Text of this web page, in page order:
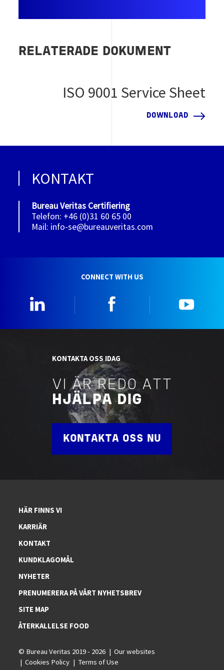
RELATERADE DOKUMENT
ISO 9001 Service Sheet
DOWNLOAD
KONTAKT
Bureau Veritas Certifiering
Telefon: +46 (0)31 60 65 00
Mail: info-se@bureauveritas.com
CONNECT WITH US
KONTAKTA OSS IDAG
VI ÄR REDO ATT
HJÄLPA DIG
KONTAKTA OSS NU
HÄR FINNS VI
KARRIÄR
KONTAKT
KUNDKLAGOMÅL
NYHETER
PRENUMERERA PÅ VÅRT NYHETSBREV
SITE MAP
ÅTERKALLELSE FOOD
© Bureau Veritas 2019 - 2026
Our websites
Cookies Policy
Terms of Use